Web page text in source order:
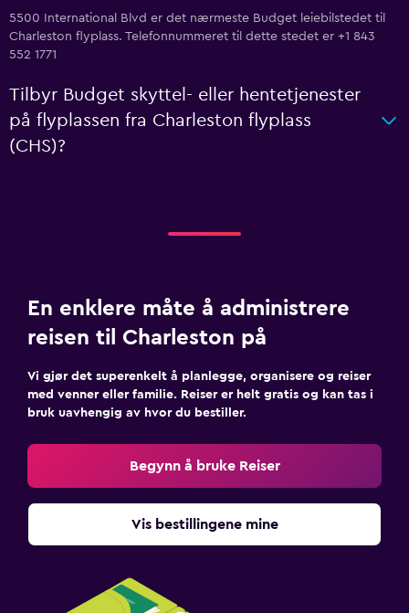
5500 International Blvd er det nærmeste Budget leiebilstedet til
Charleston flyplass. Telefonnummeret til dette stedet er +1 843
552 1771
Tilbyr Budget skyttel- eller hentetjenester
på flyplassen fra Charleston flyplass
(CHS)?
En enklere måte å administrere
reisen til Charleston på
Vi gjør det superenkelt å planlegge, organisere og reiser
med venner eller familie. Reiser er helt gratis og kan tas i
bruk uavhengig av hvor du bestiller.
Begynn å bruke Reiser
Vis bestillingene mine